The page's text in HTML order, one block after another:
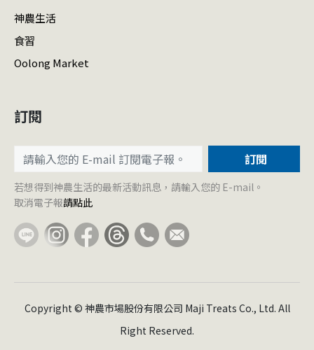
神農生活
食習
Oolong Market
訂閱
訂閱
若想得到神農生活的最新活動訊息，請輸入您的 E-mail。
取消電子報請點此
Copyright © 神農市場股份有限公司 Maji Treats Co., Ltd. All
Right Reserved.